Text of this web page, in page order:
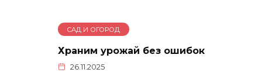
САД И ОГОРОД
Храним урожай без ошибок
26.11.2025